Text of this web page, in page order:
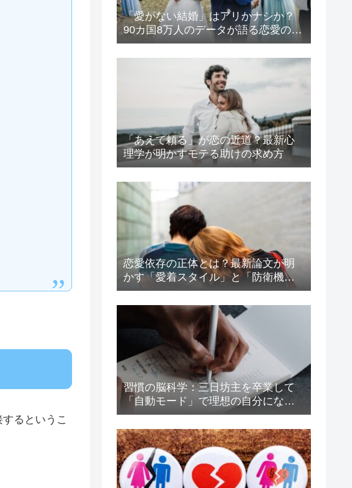
るというこ
「愛がない結婚」はアリかナシか？
90カ国8万人のデータが語る恋愛の生
存戦略
「あえて頼る」が恋の近道？最新心
理学が明かすモテる助けの求め方
恋愛依存の正体とは？最新論文が明
かす「愛着スタイル」と「防衛機
制」の驚くべき関係
習慣の脳科学：三日坊主を卒業して
「自動モード」で理想の自分になる
方法